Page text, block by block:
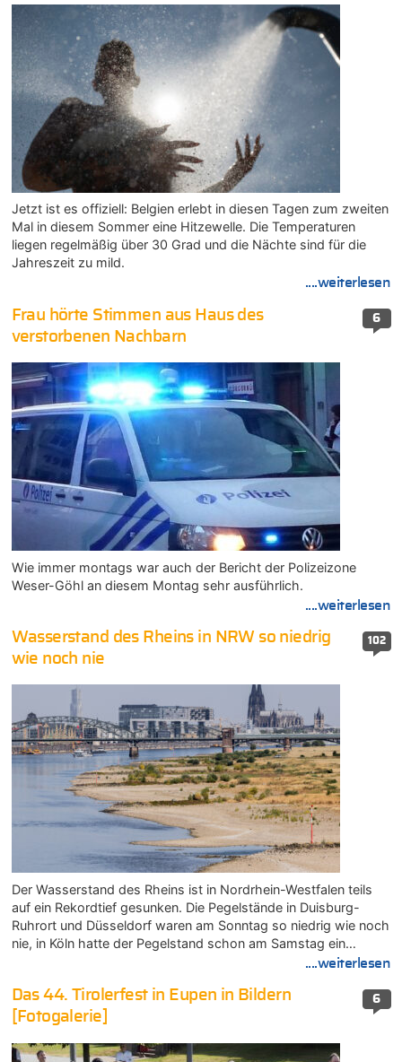
Jetzt ist es offiziell: Belgien erlebt in diesen Tagen zum zweiten
Mal in diesem Sommer eine Hitzewelle. Die Temperaturen
liegen regelmäßig über 30 Grad und die Nächte sind für die
Jahreszeit zu mild.
....weiterlesen
6
Frau hörte Stimmen aus Haus des
verstorbenen Nachbarn
Wie immer montags war auch der Bericht der Polizeizone
Weser-Göhl an diesem Montag sehr ausführlich.
....weiterlesen
102
Wasserstand des Rheins in NRW so niedrig
wie noch nie
Der Wasserstand des Rheins ist in Nordrhein-Westfalen teils
auf ein Rekordtief gesunken. Die Pegelstände in Duisburg-
Ruhrort und Düsseldorf waren am Sonntag so niedrig wie noch
nie, in Köln hatte der Pegelstand schon am Samstag ein…
....weiterlesen
6
Das 44. Tirolerfest in Eupen in Bildern
[Fotogalerie]